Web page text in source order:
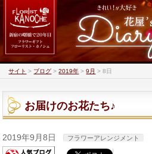
サイト > ブログ >2019年 >9月 >8日
お届けのお花たち♪
2019年9月8日 フラワーアレンジメント